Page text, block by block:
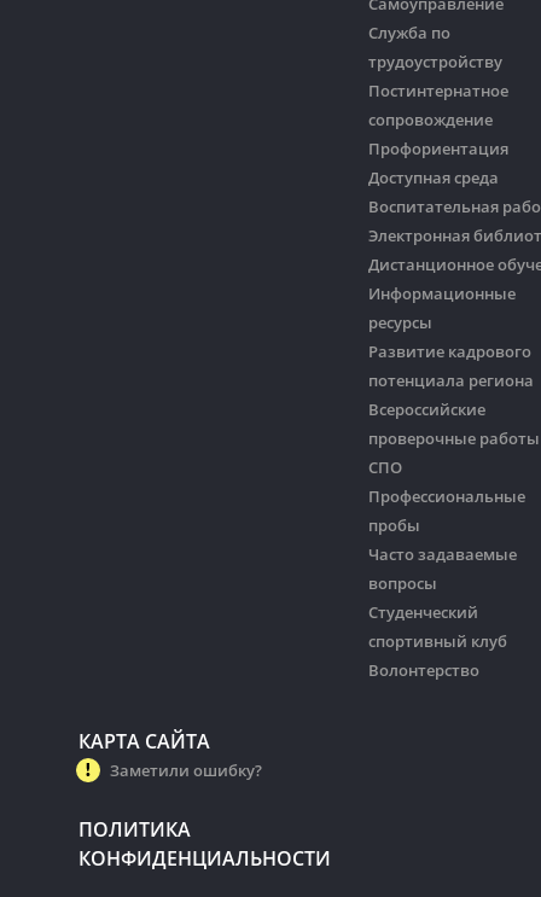
Служба по
трудоустройству
Постинтернатное
сопровождение
Профориентация
Доступная среда
Воспитательная
Электронная
Дистанционное
Информационные
ресурсы
Развитие кадрового
потенциала региона
Всероссийские
проверочные работы
СПО
Профессиональные
пробы
Часто задаваемые
вопросы
Студенческий
спортивный клуб
Волонтерство
КАРТА САЙТА
Заметили ошибку?
ПОЛИТИКА
КОНФИДЕНЦИАЛЬНОСТИ